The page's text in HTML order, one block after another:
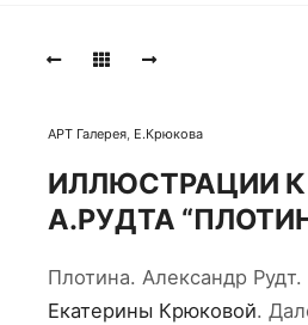
01
01
Плотина
02
ПЛОТИНА
АРТ Галерея, Е.Крюкова
ИЛЛЮСТРАЦИИ
А.РУДТА
Плотина. Александр
Екатерины Крюковой.